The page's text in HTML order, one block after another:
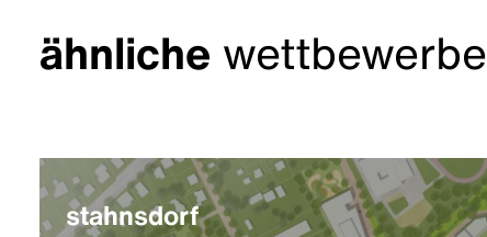
ähnliche wettbewerbe
stahnsdorf